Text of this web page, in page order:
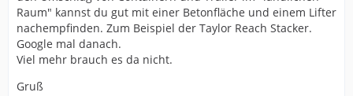
Raum" kannst du gut mit einer Betonfläche und einem Lifter
nachempfinden. Zum Beispiel der Taylor Reach Stacker.
Google mal danach.
Viel mehr brauch es da nicht.
Gruß